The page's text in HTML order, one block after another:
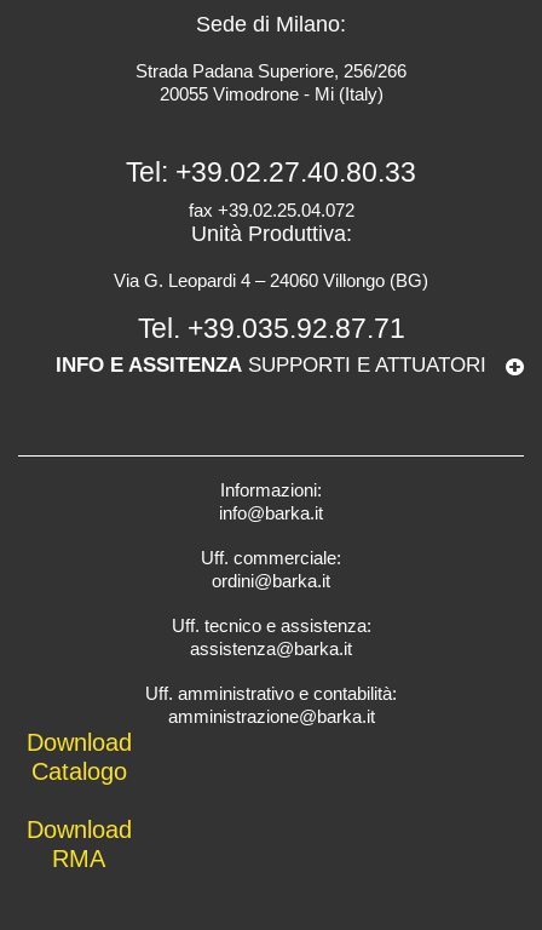
Sede di Milano:
Strada Padana Superiore, 256/266
20055 Vimodrone - Mi (Italy)
Tel: +39.02.27.40.80.33
fax +39.02.25.04.072
Unità Produttiva:
Via G. Leopardi 4 – 24060 Villongo (BG)
Tel. +39.035.92.87.71
INFO E ASSITENZA SUPPORTI E ATTUATORI
Informazioni:
info@barka.it
Uff. commerciale:
ordini@barka.it
Uff. tecnico e assistenza:
assistenza@barka.it
Uff. amministrativo e contabilità:
amministrazione@barka.it
Download
Catalogo
Download
RMA